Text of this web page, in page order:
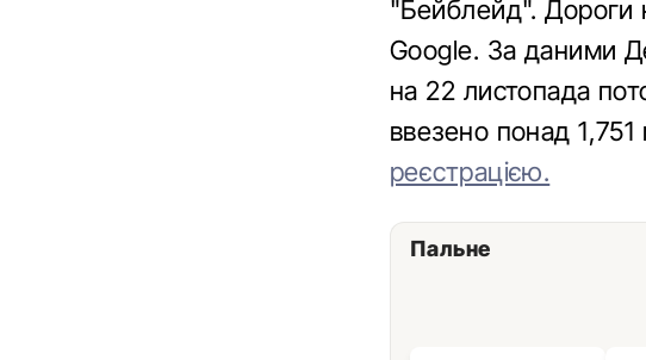
"Бейблейд". Дороги
Google. За даними
на 22 листопада
ввезено понад
реєстрацією.
Пальне